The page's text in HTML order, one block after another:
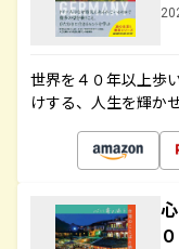
世界を４０年以上歩
けする、人生を輝か
０